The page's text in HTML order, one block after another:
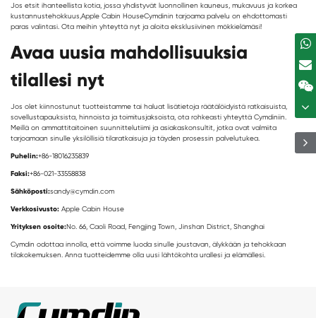
Jos etsit ihanteellista kotia, jossa yhdistyvät luonnollinen kauneus, mukavuus ja korkea
kustannustehokkuus, Apple Cabin HouseCymdinin tarjoama palvelu on ehdottomasti
paras valintasi. Ota meihin yhteyttä nyt ja aloita eksklusiivinen mökkielämäsi!
Avaa uusia mahdollisuuksia
tilallesi nyt
Jos olet kiinnostunut tuotteistamme tai haluat lisätietoja räätälöidyistä ratkaisuista,
sovellustapauksista, hinnoista ja toimitusjaksoista, ota rohkeasti yhteyttä Cymdiniin.
Meillä on ammattitaitoinen suunnittelutiimi ja asiakaskonsultit, jotka ovat valmiita
tarjoamaan sinulle yksilöllisiä tilaratkaisuja ja täyden prosessin palvelutukea.
Puhelin:+86-18016235839
Faksi:+86-021-33558838
Sähköposti:sandy@cymdin.com
Verkkosivusto: Apple Cabin House
Yrityksen osoite:No. 66, Caoli Road, Fengjing Town, Jinshan District, Shanghai
Cymdin odottaa innolla, että voimme luoda sinulle joustavan, älykkään ja tehokkaan
tilakokemuksen. Anna tuotteidemme olla uusi lähtökohta urallesi ja elämällesi.